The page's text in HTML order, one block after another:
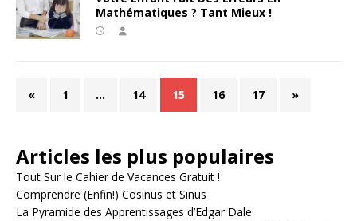
Mathématiques ? Tant Mieux !
« 1 … 14 15 16 17 »
Articles les plus populaires
Tout Sur le Cahier de Vacances Gratuit !
Comprendre (Enfin!) Cosinus et Sinus
La Pyramide des Apprentissages d’Edgar Dale